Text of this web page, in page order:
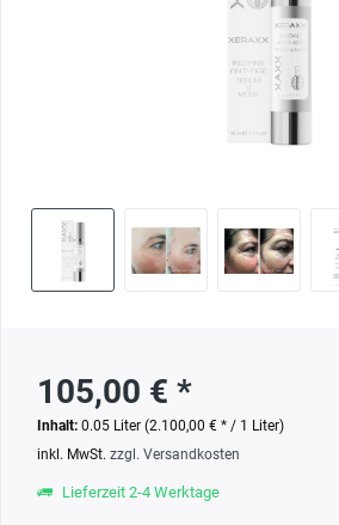
105,00 € *
Inhalt: 0.05 Liter (2.100,00 € * / 1 Liter)
inkl. MwSt. zzgl. Versandkosten
Lieferzeit 2-4 Werktage